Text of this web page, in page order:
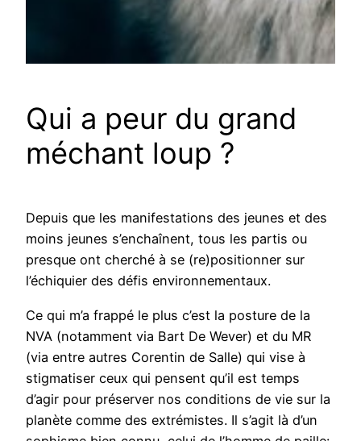
Qui a peur du grand
méchant loup ?
Depuis que les manifestations des jeunes et des
moins jeunes s’enchaînent, tous les partis ou
presque ont cherché à se (re)positionner sur
l’échiquier des défis environnementaux.
Ce qui m’a frappé le plus c’est la posture de la
NVA (notamment via Bart De Wever) et du MR
(via entre autres Corentin de Salle) qui vise à
stigmatiser ceux qui pensent qu’il est temps
d’agir pour préserver nos conditions de vie sur la
planète comme des extrémistes. Il s’agit là d’un